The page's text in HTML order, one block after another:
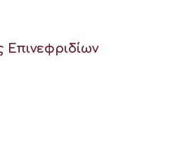
Επινεφριδίων